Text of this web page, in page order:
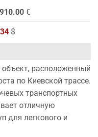
€
$
расположенный
по Киевской трассе.
транспортных
отличную
для легкового и